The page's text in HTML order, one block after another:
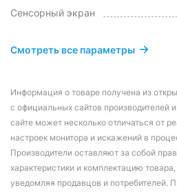
Сенсорный экран
Смотреть все параметры
Информация о товаре получена из
с официальных сайтов производителей
сайте может несколько отличаться от
настроек монитора и искажений в
Производители оставляют за собой
характеристики и комплектацию
уведомляя продавцов и потребителей.